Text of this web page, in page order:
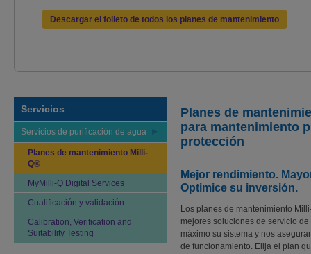
Descargar el folleto de todos los planes de mantenimiento
Servicios
Servicios de purificación de agua
Planes de mantenimiento Milli-
Q®
MyMilli-Q Digital Services
Cualificación y validación
Calibration, Verification and
Suitability Testing
Planes de
para mantenimiento
protección
Mejor rendimiento.
Optimice su inversión.
Los planes de mantenimiento
mejores soluciones de servicio
máximo su sistema y nos
de funcionamiento. Elija el plan